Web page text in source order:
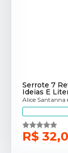
Serrote 7
Ideias E
Alice Santanna
R$